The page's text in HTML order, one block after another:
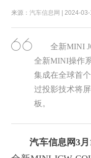
来源：汽车信息网 | 2024-
全新MINI
全新MINI操作
集成在全球首
过投影技术将
板。
汽车信息网3